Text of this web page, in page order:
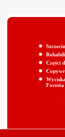
Części
Foresta